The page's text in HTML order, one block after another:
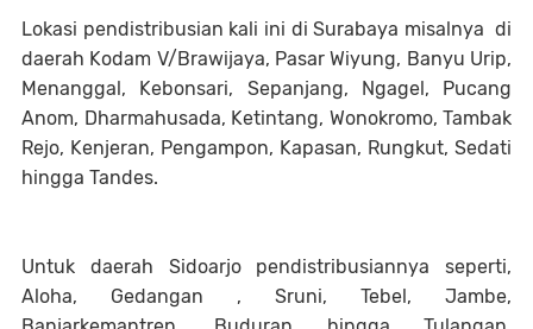
Lokasi pendistribusian kali ini di Surabaya misalnya di
daerah Kodam V/Brawijaya, Pasar Wiyung, Banyu Urip,
Menanggal, Kebonsari, Sepanjang, Ngagel, Pucang
Anom, Dharmahusada, Ketintang, Wonokromo, Tambak
Rejo, Kenjeran, Pengampon, Kapasan, Rungkut, Sedati
hingga Tandes.
Untuk daerah Sidoarjo pendistribusiannya seperti,
Aloha, Gedangan , Sruni, Tebel, Jambe,